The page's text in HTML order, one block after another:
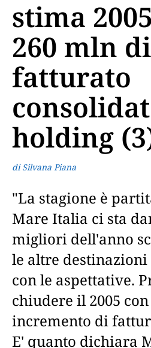
stima
260 mln di
fatturato
holding
di Silvana Piana
"La stagione è
Mare Italia ci sta
migliori dell'anno
le altre
con le aspettative.
chiudere il 2005
incremento di
E' quanto dichiara